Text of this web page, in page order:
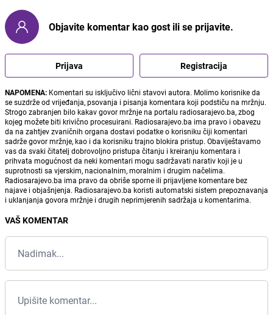
Objavite komentar kao gost ili se prijavite.
Prijava Registracija
NAPOMENA: Komentari su isključivo lični stavovi autora. Molimo korisnike da
se suzdrže od vrijeđanja, psovanja i pisanja komentara koji podstiču na mržnju.
Strogo zabranjen bilo kakav govor mržnje na portalu radiosarajevo.ba, zbog
kojeg možete biti krivično procesuirani. Radiosarajevo.ba ima pravo i obavezu
da na zahtjev zvaničnih organa dostavi podatke o korisniku čiji komentari
sadrže govor mržnje, kao i da korisniku trajno blokira pristup. Obaviještavamo
vas da svaki čitatelj dobrovoljno pristupa čitanju i kreiranju komentara i
prihvata mogućnost da neki komentari mogu sadržavati narativ koji je u
suprotnosti sa vjerskim, nacionalnim, moralnim i drugim načelima.
Radiosarajevo.ba ima pravo da obriše sporne ili prijavljene komentare bez
najave i objašnjenja. Radiosarajevo.ba koristi automatski sistem prepoznavanja
i uklanjanja govora mržnje i drugih neprimjerenih sadržaja u komentarima.
VAŠ KOMENTAR